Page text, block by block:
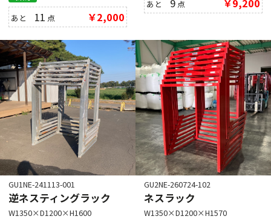
あと 11 点 ￥2,000
あと 9 点 ￥9,200
GU1NE-241113-001
逆ネスティングラック
W1350×D1200×H1600
GU2NE-260724-102
ネスラック
W1350×D1200×H1570